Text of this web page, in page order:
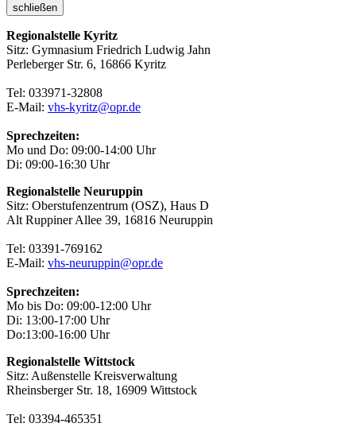
schließen
Regionalstelle Kyritz
Sitz: Gymnasium Friedrich Ludwig Jahn
Perleberger Str. 6, 16866 Kyritz
Tel: 033971-32808
E-Mail: vhs-kyritz@opr.de
Sprechzeiten:
Mo und Do: 09:00-14:00 Uhr
Di: 09:00-16:30 Uhr
Regionalstelle Neuruppin
Sitz: Oberstufenzentrum (OSZ), Haus D
Alt Ruppiner Allee 39, 16816 Neuruppin
Tel: 03391-769162
E-Mail: vhs-neuruppin@opr.de
Sprechzeiten:
Mo bis Do: 09:00-12:00 Uhr
Di: 13:00-17:00 Uhr
Do:13:00-16:00 Uhr
Regionalstelle Wittstock
Sitz: Außenstelle Kreisverwaltung
Rheinsberger Str. 18, 16909 Wittstock
Tel: 03394-465351